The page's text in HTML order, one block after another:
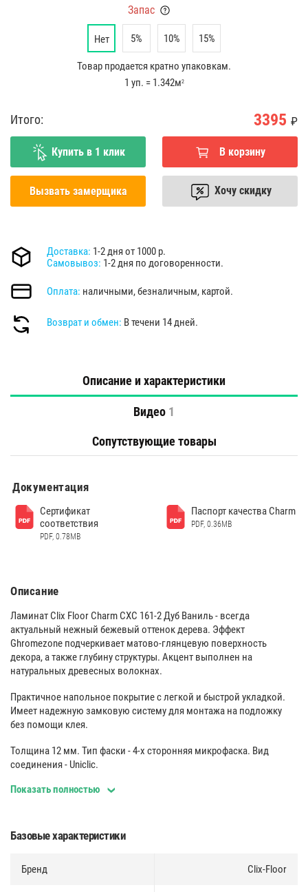
Запас
Нет 5% 10% 15%
Товар продается кратно упаковкам.
1 уп. = 1.342м2
Итого: 3395 ₽
Купить в 1 клик В корзину
Вызвать замерщика Хочу скидку
Доставка: 1-2 дня от 1000 р.
Самовывоз: 1-2 дня по договоренности.
Оплата: наличными, безналичным, картой.
Возврат и обмен: В течени 14 дней.
Описание и характеристики
Видео 1
Сопутствующие товары
Документация
Сертификат
соответствия
PDF, 0.78MB
Паспорт качества Charm
PDF, 0.36MB
Описание
Ламинат Clix Floor Charm CXC 161-2 Дуб Ваниль - всегда
актуальный нежный бежевый оттенок дерева. Эффект
Ghromezone подчеркивает матово-глянцевую поверхность
декора, а также глубину структуры. Акцент выполнен на
натуральных древесных волокнах.
Практичное напольное покрытие с легкой и быстрой укладкой.
Имеет надежную замковую систему для монтажа на подложку
без помощи клея.
Толщина 12 мм. Тип фаски - 4-х сторонняя микрофаска. Вид
соединения - Uniclic.
Износостойкость и долговечность
ней не остается следов от ножек и царапин. Ламинат отличается
легкостью, прочностью и устойчивостью к внешним
температурные изменения и влага.
Показать полностью
Базовые характеристики
Бренд Clix-Floor